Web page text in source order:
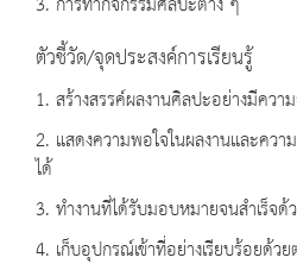
ตัวชี้วัด/จุดประสงค์การเรียนรู้
1. สร้างสรรค์ผลงานศิลปะอย่างมีควา
2. แสดงความพอใจในผลงานและคว
ได้
3. ทำงานที่ได้รับมอบหมายจนสำเร็จด้
4. เก็บอุปกรณ์เข้าที่อย่างเรียบร้อยด้วย